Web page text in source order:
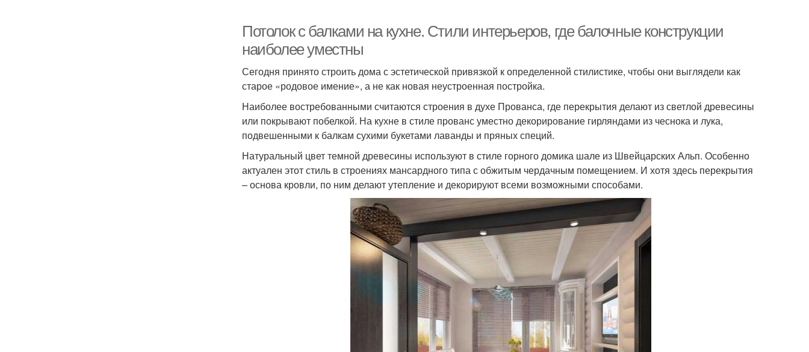
Потолок с балками на кухне. Стили интерьеров, где балочные конструкции
наиболее уместны
Сегодня принято строить дома с эстетической привязкой к определенной стилистике, чтобы они выглядели как
старое «родовое имение», а не как новая неустроенная постройка.
Наиболее востребованными считаются строения в духе Прованса, где перекрытия делают из светлой древесины
или покрывают побелкой. На кухне в стиле прованс уместно декорирование гирляндами из чеснока и лука,
подвешенными к балкам сухими букетами лаванды и пряных специй.
Натуральный цвет темной древесины используют в стиле горного домика шале из Швейцарских Альп. Особенно
актуален этот стиль в строениях мансардного типа с обжитым чердачным помещением. И хотя здесь перекрытия
– основа кровли, по ним делают утепление и декорируют всеми возможными способами.